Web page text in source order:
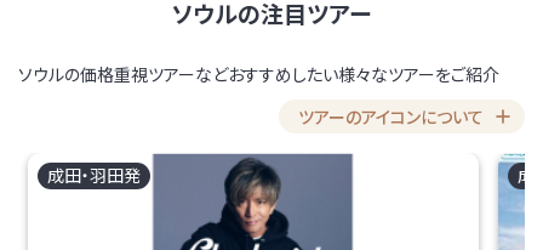
ソウルの注目ツアー
ソウルの価格重視ツアーなどおすすめしたい様々なツアーをご紹介
ツアーのアイコンについて
成田・羽田発 成